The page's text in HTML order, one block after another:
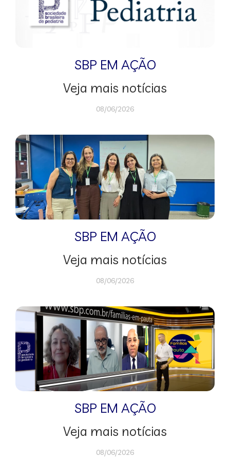
SBP EM AÇÃO
Veja mais notícias
08/06/2026
SBP EM AÇÃO
Veja mais notícias
08/06/2026
SBP EM AÇÃO
Veja mais notícias
08/06/2026